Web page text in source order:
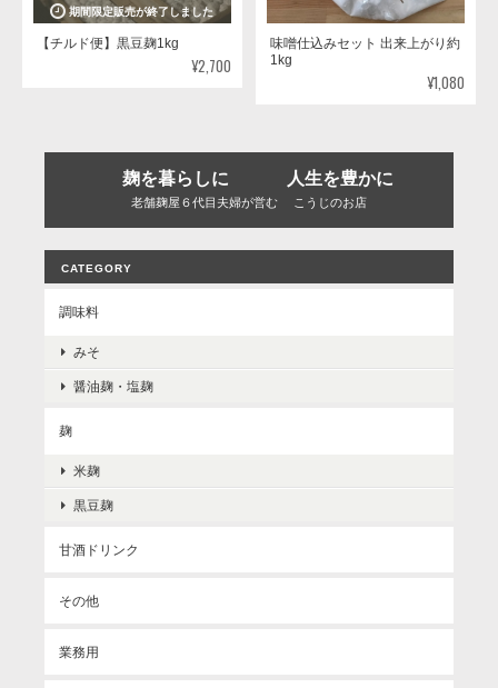
期間限定販売が終了しました
【チルド便】黒豆麹1kg
¥2,700
味噌仕込みセット 出来上がり約
1kg
¥1,080
麹を暮らしに 人生を豊かに
老舗麹屋６代目夫婦が営む こうじのお店
CATEGORY
調味料
みそ
醤油麹・塩麹
麹
米麹
黒豆麹
甘酒ドリンク
その他
業務用